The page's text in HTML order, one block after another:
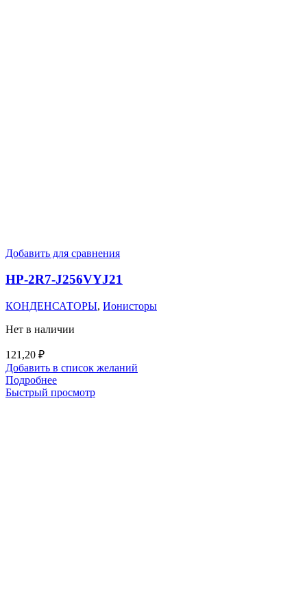
Добавить для сравнения
HP-2R7-J256VYJ21
КОНДЕНСАТОРЫ, Ионисторы
Нет в наличии
121,20 ₽
Добавить в список желаний
Подробнее
Быстрый просмотр